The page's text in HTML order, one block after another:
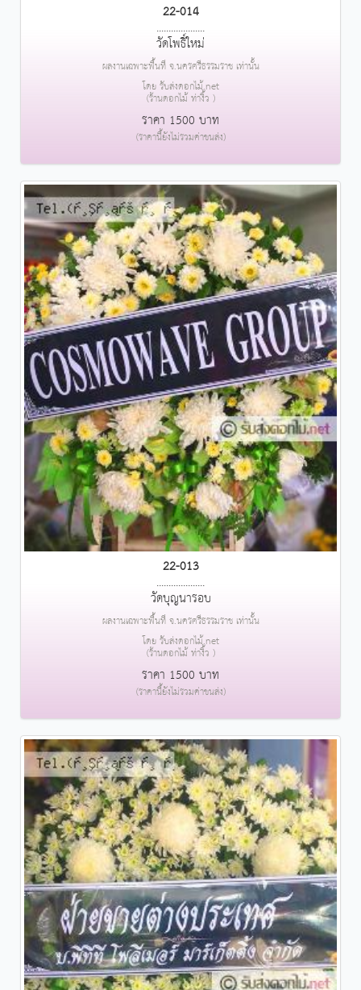
22-014
....................
วัดโพธิ์ใหม่
ผลงานเฉพาะพื้นที่ จ.นครศรีธรรมราช เท่านั้น
โดย รับส่งดอกไม้.net
(ร้านดอกไม้ ท่างิ้ว )
ราคา 1500 บาท
(ราคานี้ยังไม่รวมค่าขนส่ง)
22-013
....................
วัดบุญนารอบ
ผลงานเฉพาะพื้นที่ จ.นครศรีธรรมราช เท่านั้น
โดย รับส่งดอกไม้.net
(ร้านดอกไม้ ท่างิ้ว )
ราคา 1500 บาท
(ราคานี้ยังไม่รวมค่าขนส่ง)